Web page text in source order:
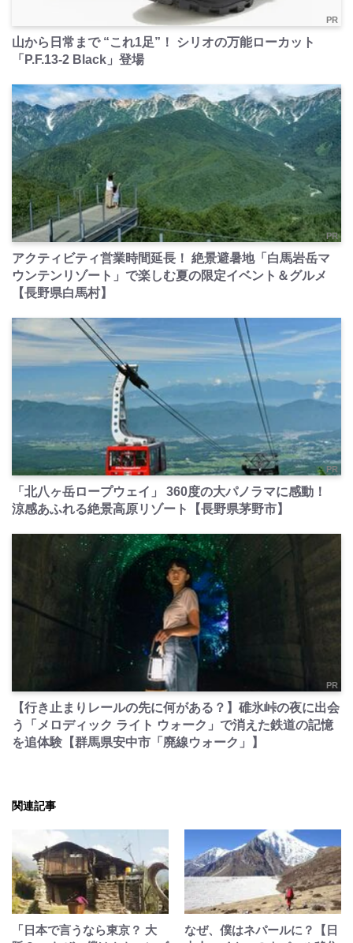
PR
山から日常まで “これ1足”！ シリオの万能ローカット
「P.F.13-2 Black」登場
PR
アクティビティ営業時間延長！ 絶景避暑地「白馬岩岳マ
ウンテンリゾート」で楽しむ夏の限定イベント＆グルメ
【長野県白馬村】
PR
「北八ヶ岳ロープウェイ」 360度の大パノラマに感動！
涼感あふれる絶景高原リゾート【長野県茅野市】
PR
【行き止まりレールの先に何がある？】碓氷峠の夜に出会
う「メロディック ライト ウォーク」で消えた鉄道の記憶
を追体験【群馬県安中市「廃線ウォーク」】
関連記事
「日本で言うなら東京？ 大
なぜ、僕はネパールに？【日